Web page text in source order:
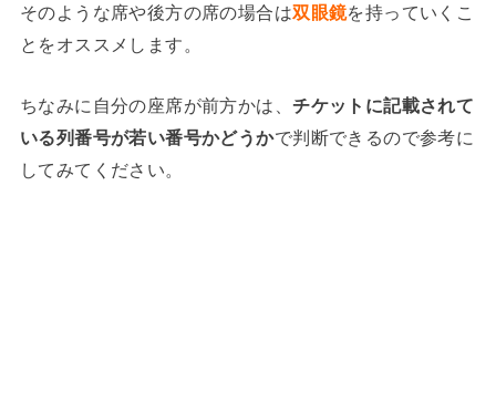
そのような席や後方の席の場合は双眼鏡を持っていくこ
とをオススメします。
ちなみに自分の座席が前方かは、チケットに記載されて
いる列番号が若い番号かどうかで判断できるので参考に
してみてください。